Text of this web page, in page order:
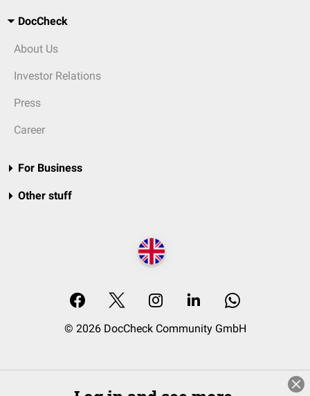
DocCheck
About Us
Investor Relations
Press
Career
For Business
Other stuff
© 2026 DocCheck Community GmbH